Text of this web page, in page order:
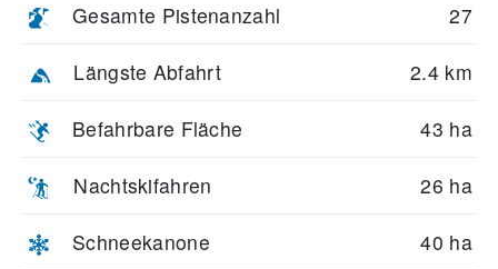
Gesamte Pistenanzahl 27
Längste Abfahrt 2.4 km
Befahrbare Fläche 43 ha
Nachtskifahren 26 ha
Schneekanone 40 ha